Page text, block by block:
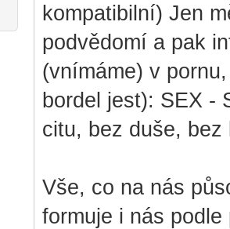
kompatibilní) Jen
podvědomí a pak
(vnímáme) v
bordel jest): SEX -
citu, bez duše, bez
Vše, co na nás
formuje i nás